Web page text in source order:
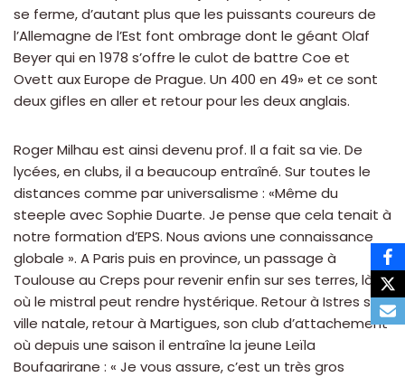
se ferme, d’autant plus que les puissants coureurs de
l’Allemagne de l’Est font ombrage dont le géant Olaf
Beyer qui en 1978 s’offre le culot de battre Coe et
Ovett aux Europe de Prague. Un 400 en 49» et ce sont
deux gifles en aller et retour pour les deux anglais.
Roger Milhau est ainsi devenu prof. Il a fait sa vie. De
lycées, en clubs, il a beaucoup entraîné. Sur toutes le
distances comme par universalisme : «Même du
steeple avec Sophie Duarte. Je pense que cela tenait à
notre formation d’EPS. Nous avions une connaissance
globale ». A Paris puis en province, un passage à
Toulouse au Creps pour revenir enfin sur ses terres, là
où le mistral peut rendre hystérique. Retour à Istres sa
ville natale, retour à Martigues, son club d’attachement
où depuis une saison il entraîne la jeune Leïla
Boufaarirane : « Je vous assure, c’est un très gros